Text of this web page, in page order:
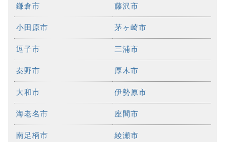
鎌倉市 藤沢市
小田原市 茅ヶ崎市
逗子市 三浦市
秦野市 厚木市
大和市 伊勢原市
海老名市 座間市
南足柄市 綾瀬市